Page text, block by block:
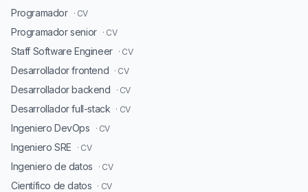
Programador · CV
Programador senior · CV
Staff Software Engineer · CV
Desarrollador frontend · CV
Desarrollador backend · CV
Desarrollador full-stack · CV
Ingeniero DevOps · CV
Ingeniero SRE · CV
Ingeniero de datos · CV
Científico de datos · CV